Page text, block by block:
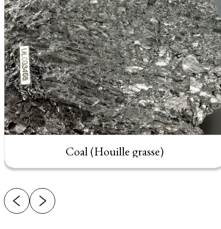
Coal (Houille grasse)